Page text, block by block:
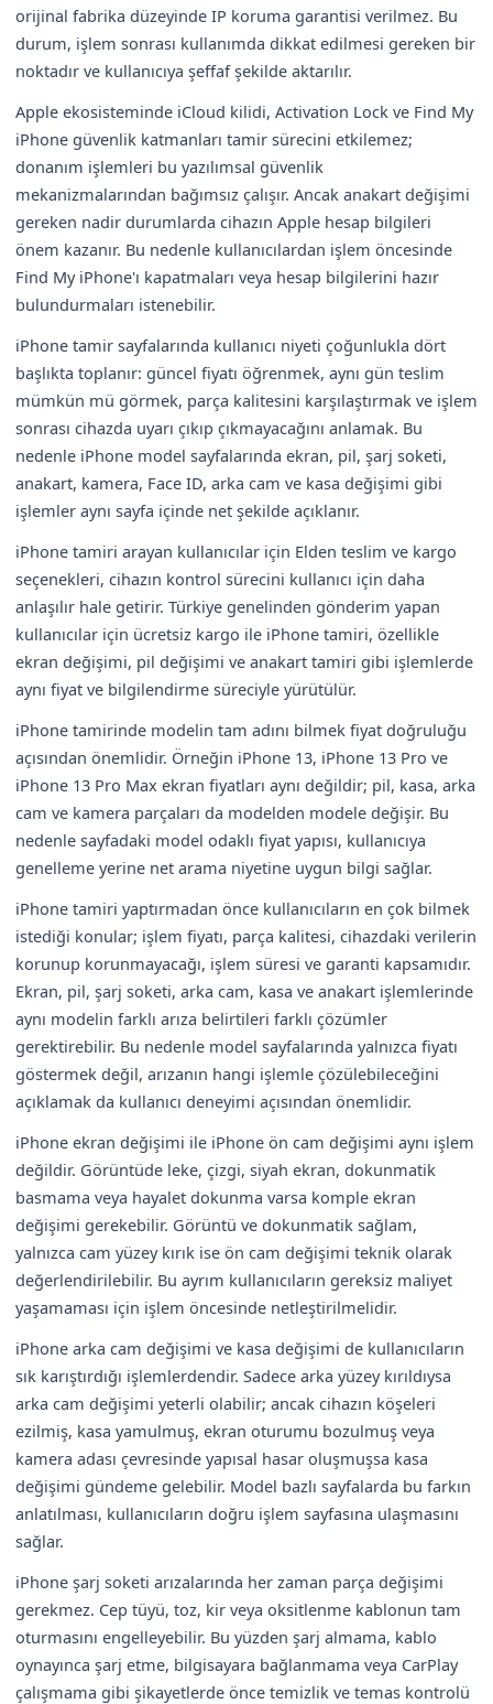
orijinal fabrika düzeyinde IP koruma garantisi verilmez. Bu
durum, işlem sonrası kullanımda dikkat edilmesi gereken bir
noktadır ve kullanıcıya şeffaf şekilde aktarılır.
Apple ekosisteminde iCloud kilidi, Activation Lock ve Find My
iPhone güvenlik katmanları tamir sürecini etkilemez;
donanım işlemleri bu yazılımsal güvenlik
mekanizmalarından bağımsız çalışır. Ancak anakart değişimi
gereken nadir durumlarda cihazın Apple hesap bilgileri
önem kazanır. Bu nedenle kullanıcılardan işlem öncesinde
Find My iPhone'ı kapatmaları veya hesap bilgilerini hazır
bulundurmaları istenebilir.
iPhone tamir sayfalarında kullanıcı niyeti çoğunlukla dört
başlıkta toplanır: güncel fiyatı öğrenmek, aynı gün teslim
mümkün mü görmek, parça kalitesini karşılaştırmak ve işlem
sonrası cihazda uyarı çıkıp çıkmayacağını anlamak. Bu
nedenle iPhone model sayfalarında ekran, pil, şarj soketi,
anakart, kamera, Face ID, arka cam ve kasa değişimi gibi
işlemler aynı sayfa içinde net şekilde açıklanır.
iPhone tamiri arayan kullanıcılar için Elden teslim ve kargo
seçenekleri, cihazın kontrol sürecini kullanıcı için daha
anlaşılır hale getirir. Türkiye genelinden gönderim yapan
kullanıcılar için ücretsiz kargo ile iPhone tamiri, özellikle
ekran değişimi, pil değişimi ve anakart tamiri gibi işlemlerde
aynı fiyat ve bilgilendirme süreciyle yürütülür.
iPhone tamirinde modelin tam adını bilmek fiyat doğruluğu
açısından önemlidir. Örneğin iPhone 13, iPhone 13 Pro ve
iPhone 13 Pro Max ekran fiyatları aynı değildir; pil, kasa, arka
cam ve kamera parçaları da modelden modele değişir. Bu
nedenle sayfadaki model odaklı fiyat yapısı, kullanıcıya
genelleme yerine net arama niyetine uygun bilgi sağlar.
iPhone tamiri yaptırmadan önce kullanıcıların en çok bilmek
istediği konular; işlem fiyatı, parça kalitesi, cihazdaki verilerin
korunup korunmayacağı, işlem süresi ve garanti kapsamıdır.
Ekran, pil, şarj soketi, arka cam, kasa ve anakart işlemlerinde
aynı modelin farklı arıza belirtileri farklı çözümler
gerektirebilir. Bu nedenle model sayfalarında yalnızca fiyatı
göstermek değil, arızanın hangi işlemle çözülebileceğini
açıklamak da kullanıcı deneyimi açısından önemlidir.
iPhone ekran değişimi ile iPhone ön cam değişimi aynı işlem
değildir. Görüntüde leke, çizgi, siyah ekran, dokunmatik
basmama veya hayalet dokunma varsa komple ekran
değişimi gerekebilir. Görüntü ve dokunmatik sağlam,
yalnızca cam yüzey kırık ise ön cam değişimi teknik olarak
değerlendirilebilir. Bu ayrım kullanıcıların gereksiz maliyet
yaşamaması için işlem öncesinde netleştirilmelidir.
iPhone arka cam değişimi ve kasa değişimi de kullanıcıların
sık karıştırdığı işlemlerdendir. Sadece arka yüzey kırıldıysa
arka cam değişimi yeterli olabilir; ancak cihazın köşeleri
ezilmiş, kasa yamulmuş, ekran oturumu bozulmuş veya
kamera adası çevresinde yapısal hasar oluşmuşsa kasa
değişimi gündeme gelebilir. Model bazlı sayfalarda bu farkın
anlatılması, kullanıcıların doğru işlem sayfasına ulaşmasını
sağlar.
iPhone şarj soketi arızalarında her zaman parça değişimi
gerekmez. Cep tüyü, toz, kir veya oksitlenme kablonun tam
oturmasını engelleyebilir. Bu yüzden şarj almama, kablo
oynayınca şarj etme, bilgisayara bağlanmama veya CarPlay
çalışmama gibi şikayetlerde önce temizlik ve temas kontrolü